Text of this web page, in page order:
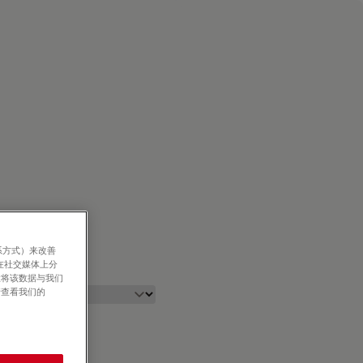
式）来改善
社交媒体上分
该数据与我们
看我们的